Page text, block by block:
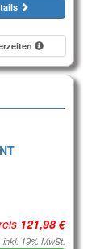
inkl. 19% MwSt.